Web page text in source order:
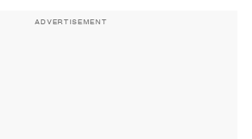
ADVERTISEMENT